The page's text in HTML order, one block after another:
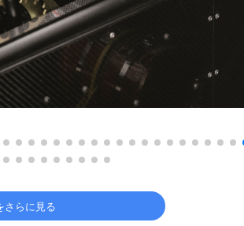
さらに見る